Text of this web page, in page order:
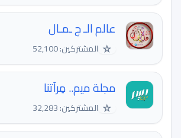
عالم الـ ج ـمـال
☆ المشتركين: 52,100
مجلة ميم.. مِرآتنا
☆ المشتركين: 32,283